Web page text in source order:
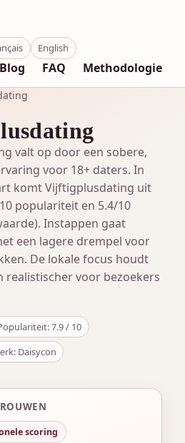
Blog FAQ Methodologie
English
valt op door een sobere,
voor 18+ daters. In
komt Vijftigplusdating uit
populariteit en 5.4/10
Instappen gaat
een lagere drempel voor
De lokale focus houdt
realistischer voor bezoekers
7.9 / 10
Daisycon
scoring